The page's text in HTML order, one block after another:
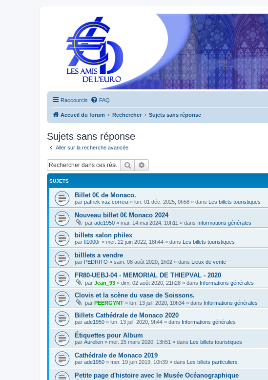
Raccourcis FAQ
Accueil du forum Rechercher Sujets sans réponse
Sujets sans réponse
Aller sur la recherche avancée
Rechercher
SUJETS
Billet 0€ de Monaco.
par patrick vaz correia » lun. 01 déc. 2025, 0h58 » dans Les billets touristiques
Nouveau billet 0€ Monaco 2024
par ade1950 » mar. 14 mai 2024, 10h11 » dans Informations générales
billets salon philex
par tl1000r » mer. 22 juin 2022, 18h44 » dans Les billets touristiques
billlets a vendre
par PEDRITO » sam. 08 août 2020, 1h02 » dans Lieux de vente
FR80-UEBJ-04 - MEMORIAL DE THIEPVAL - 2020
par Jean_93 » dim. 02 août 2020, 21h28 » dans Informations générales
Clovis et la scène du vase de Soissons.
par PEERGYNT » lun. 13 juil. 2020, 10h34 » dans Informations générales
Billets Cathédrale de Monaco 2020
par ade1950 » lun. 13 juil. 2020, 9h44 » dans Informations générales
Étiquettes pour Album
par Aurelien » mer. 25 mars 2020, 13h51 » dans Les billets touristiques
Cathédrale de Monaco 2019
par ade1950 » mer. 19 juin 2019, 10h39 » dans Les billets particuliers
Petite page d'histoire avec le Musée Océanographique